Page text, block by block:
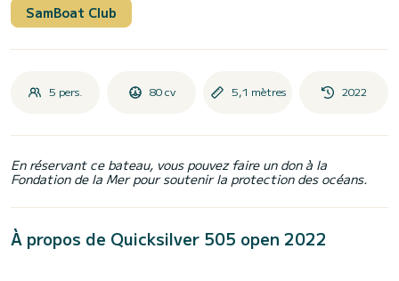
SamBoat Club
5 pers. 80 cv 5,1 mètres 2022
En réservant ce bateau, vous pouvez faire un don à la
Fondation de la Mer pour soutenir la protection des océans.
À propos de Quicksilver 505 open 2022